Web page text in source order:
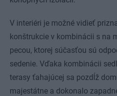
V interiéri je možné vidieť
konštrukcie v kombinácii s na
pecou, ktorej súčasťou sú
sedenie. Vďaka kombinácii
terasy ťahajúcej sa pozdĺž
majestátne a dokonalo